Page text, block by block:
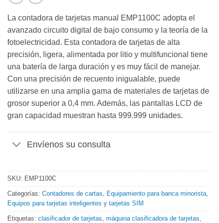
La contadora de tarjetas manual EMP1100C adopta el
avanzado circuito digital de bajo consumo y la teoría de la
fotoelectricidad. Esta contadora de tarjetas de alta
precisión, ligera, alimentada por litio y multifuncional tiene
una batería de larga duración y es muy fácil de manejar.
Con una precisión de recuento inigualable, puede
utilizarse en una amplia gama de materiales de tarjetas de
grosor superior a 0,4 mm. Además, las pantallas LCD de
gran capacidad muestran hasta 999.999 unidades.
Envíenos su consulta
SKU: EMP1100C
Categorías: Contadores de cartas, Equipamiento para banca minorista,
Equipos para tarjetas inteligentes y tarjetas SIM
Etiquetas: clasificador de tarjetas, máquina clasificadora de tarjetas,